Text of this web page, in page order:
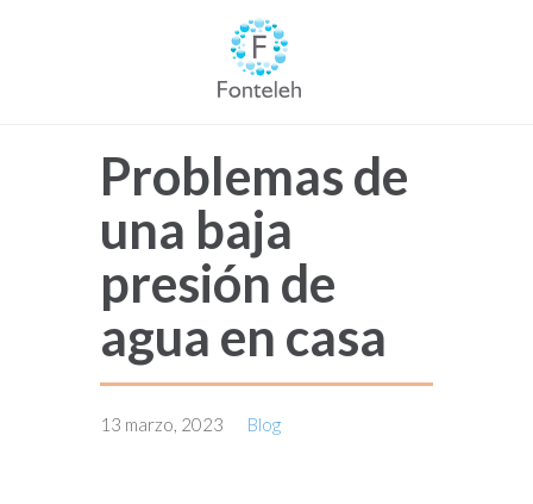
Problemas de
una baja
presión de
agua en casa
13 marzo, 2023 Blog